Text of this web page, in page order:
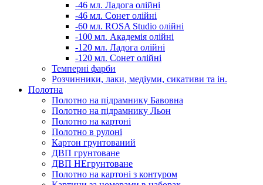
-46 мл. Ладога олійні
-46 мл. Сонет олійні
-60 мл. ROSA Studio олійні
-100 мл. Академія олійні
-120 мл. Ладога олійні
-120 мл. Сонет олійні
Темперні фарби
Розчинники, лаки, медіуми, сикативи та ін.
Полотна
Полотно на підрамнику Бавовна
Полотно на підрамнику Льон
Полотно на картоні
Полотно в рулоні
Картон грунтований
ДВП грунтоване
ДВП НЕгрунтоване
Полотно на картоні з контуром